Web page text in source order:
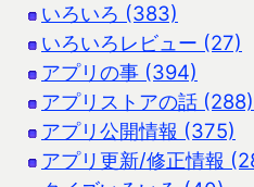
いろいろ (383)
いろいろレビュー (27)
アプリの事 (394)
アプリストアの話 (288)
アプリ公開情報 (375)
アプリ更新/修正情報